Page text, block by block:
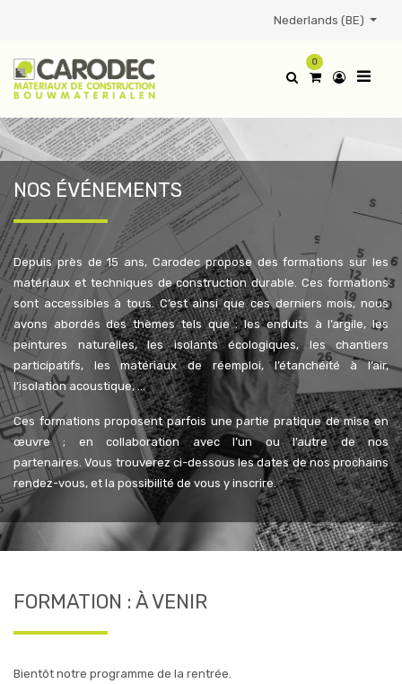
Nederlands (BE)
0
NOS ÉVÉNEMENTS
Depuis près de 15 ans, Carodec propose des formations sur les
matériaux et techniques de construction durable. Ces formations
sont accessibles à tous. C’est ainsi que ces derniers mois, nous
avons abordés des thèmes tels que : les enduits à l’argile, les
peintures naturelles, les isolants écologiques, les chantiers
participatifs, les matériaux de réemploi, l’étanchéité à l’air,
l’isolation acoustique, …
Ces formations proposent parfois une partie pratique de mise en
œuvre ; en collaboration avec l’un ou l’autre de nos
partenaires. Vous trouverez ci-dessous les dates de nos prochains
rendez-vous, et la possibilité de vous y inscrire.
FORMATION : À VENIR
Bientôt notre programme de la rentrée.